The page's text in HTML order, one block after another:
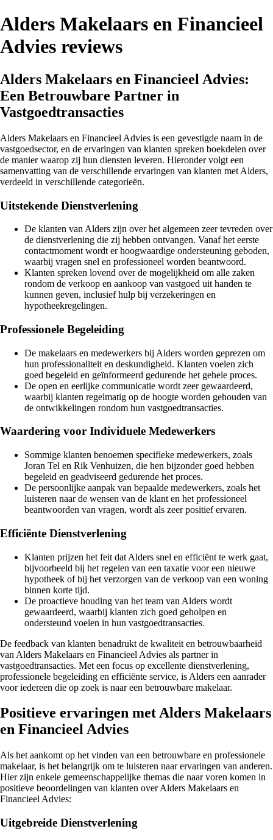
Alders Makelaars en Financieel
Advies reviews
Alders Makelaars en Financieel Advies:
Een Betrouwbare Partner in
Vastgoedtransacties
Alders Makelaars en Financieel Advies is een gevestigde naam in de
vastgoedsector, en de ervaringen van klanten spreken boekdelen over
de manier waarop zij hun diensten leveren. Hieronder volgt een
samenvatting van de verschillende ervaringen van klanten met Alders,
verdeeld in verschillende categorieën.
Uitstekende Dienstverlening
De klanten van Alders zijn over het algemeen zeer tevreden over
de dienstverlening die zij hebben ontvangen. Vanaf het eerste
contactmoment wordt er hoogwaardige ondersteuning geboden,
waarbij vragen snel en professioneel worden beantwoord.
Klanten spreken lovend over de mogelijkheid om alle zaken
rondom de verkoop en aankoop van vastgoed uit handen te
kunnen geven, inclusief hulp bij verzekeringen en
hypotheekregelingen.
Professionele Begeleiding
De makelaars en medewerkers bij Alders worden geprezen om
hun professionaliteit en deskundigheid. Klanten voelen zich
goed begeleid en geïnformeerd gedurende het gehele proces.
De open en eerlijke communicatie wordt zeer gewaardeerd,
waarbij klanten regelmatig op de hoogte worden gehouden van
de ontwikkelingen rondom hun vastgoedtransacties.
Waardering voor Individuele Medewerkers
Sommige klanten benoemen specifieke medewerkers, zoals
Joran Tel en Rik Venhuizen, die hen bijzonder goed hebben
begeleid en geadviseerd gedurende het proces.
De persoonlijke aanpak van bepaalde medewerkers, zoals het
luisteren naar de wensen van de klant en het professioneel
beantwoorden van vragen, wordt als zeer positief ervaren.
Efficiënte Dienstverlening
Klanten prijzen het feit dat Alders snel en efficiënt te werk gaat,
bijvoorbeeld bij het regelen van een taxatie voor een nieuwe
hypotheek of bij het verzorgen van de verkoop van een woning
binnen korte tijd.
De proactieve houding van het team van Alders wordt
gewaardeerd, waarbij klanten zich goed geholpen en
ondersteund voelen in hun vastgoedtransacties.
De feedback van klanten benadrukt de kwaliteit en betrouwbaarheid
van Alders Makelaars en Financieel Advies als partner in
vastgoedtransacties. Met een focus op excellente dienstverlening,
professionele begeleiding en efficiënte service, is Alders een aanrader
voor iedereen die op zoek is naar een betrouwbare makelaar.
Positieve ervaringen met Alders Makelaars
en Financieel Advies
Als het aankomt op het vinden van een betrouwbare en professionele
makelaar, is het belangrijk om te luisteren naar ervaringen van anderen.
Hier zijn enkele gemeenschappelijke themas die naar voren komen in
positieve beoordelingen van klanten over Alders Makelaars en
Financieel Advies:
Uitgebreide Dienstverlening